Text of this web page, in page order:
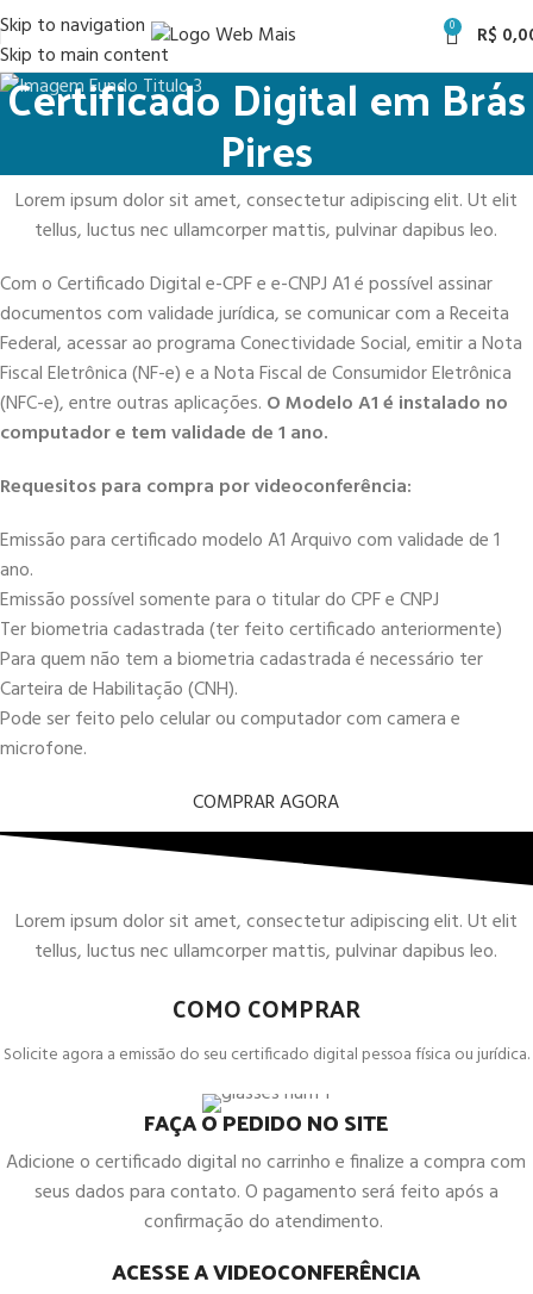
Skip to navigation
Skip to main content
0 R$
Certificado Digital em Brás
Pires
Lorem ipsum dolor sit amet, consectetur adipiscing elit. Ut elit
tellus, luctus nec ullamcorper mattis, pulvinar dapibus leo.
Com o Certificado Digital e-CPF e e-CNPJ A1 é possível assinar
documentos com validade jurídica, se comunicar com a Receita
Federal, acessar ao programa Conectividade Social, emitir a Nota
Fiscal Eletrônica (NF-e) e a Nota Fiscal de Consumidor Eletrônica
(NFC-e), entre outras aplicações. O Modelo A1 é instalado no
computador e tem validade de 1 ano.
Requesitos para compra por videoconferência:
Emissão para certificado modelo A1 Arquivo com validade de 1
ano.
Emissão possível somente para o titular do CPF e CNPJ
Ter biometria cadastrada (ter feito certificado anteriormente)
Para quem não tem a biometria cadastrada é necessário ter
Carteira de Habilitação (CNH).
Pode ser feito pelo celular ou computador com camera e
microfone.
COMPRAR AGORA
Lorem ipsum dolor sit amet, consectetur adipiscing elit. Ut elit
tellus, luctus nec ullamcorper mattis, pulvinar dapibus leo.
COMO COMPRAR
Solicite agora a emissão do seu certificado digital pessoa física ou jurídica.
FAÇA O PEDIDO NO SITE
Adicione o certificado digital no carrinho e finalize a compra com
seus dados para contato. O pagamento será feito após a
confirmação do atendimento.
ACESSE A VIDEOCONFERÊNCIA